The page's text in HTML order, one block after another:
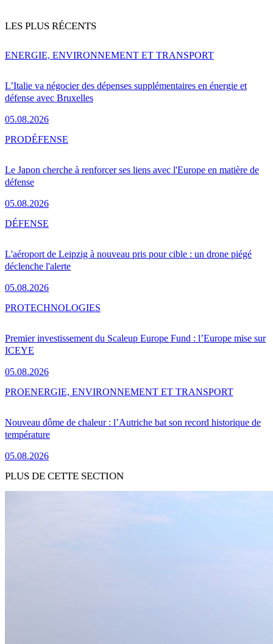
LES PLUS RÉCENTS
L’Italie va négocier des dépenses supplémentaires en énergie et
défense avec Bruxelles
05.08.2026
ENERGIE, ENVIRONNEMENT ET TRANSPORT
Le Japon cherche à renforcer ses liens avec l'Europe en matière de
défense
05.08.2026
PRODÉFENSE
L'aéroport de Leipzig à nouveau pris pour cible : un drone piégé
déclenche l'alerte
05.08.2026
DÉFENSE
Premier investissement du Scaleup Europe Fund : l’Europe mise sur
ICEYE
05.08.2026
PROTECHNOLOGIES
Nouveau dôme de chaleur : l’Autriche bat son record historique de
température
05.08.2026
PROENERGIE, ENVIRONNEMENT ET TRANSPORT
PLUS DE CETTE SECTION